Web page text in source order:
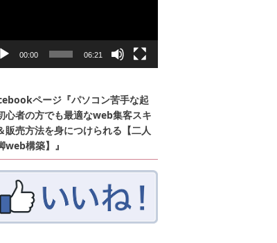
00:00 06:21
ページ『パソコン苦手な起
心者の方でも最適なweb集客スキ
販売方法を身につけられる【二人
web構築】』